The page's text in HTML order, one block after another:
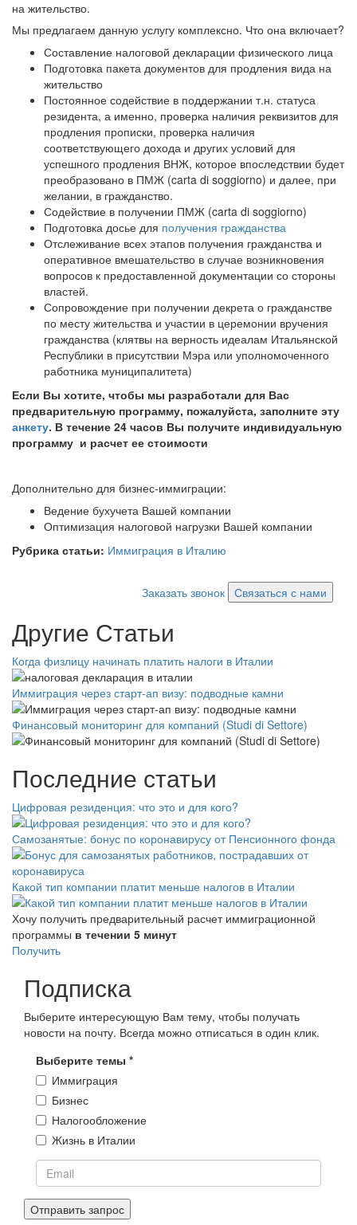
на жительство.
Мы предлагаем данную услугу комплексно. Что она включает?
Составление налоговой декларации физического лица
Подготовка пакета документов для продления вида на
жительство
Постоянное содействие в поддержании т.н. статуса
резидента, а именно, проверка наличия реквизитов для
продления прописки, проверка наличия
соответствующего дохода и других условий для
успешного продления ВНЖ, которое впоследствии будет
преобразовано в ПМЖ (carta di soggiorno) и далее, при
желании, в гражданство.
Содействие в получении ПМЖ (carta di soggiorno)
Подготовка досье для получения гражданства
Отслеживание всех этапов получения гражданства и
оперативное вмешательство в случае возникновения
вопросов к предоставленной документации со стороны
властей.
Сопровождение при получении декрета о гражданстве
по месту жительства и участии в церемонии вручения
гражданства (клятвы на верность идеалам Итальянской
Республики в присутствии Мэра или уполномоченного
работника муниципалитета)
Если Вы хотите, чтобы мы разработали для Вас
предварительную программу, пожалуйста, заполните эту
анкету. В течение 24 часов Вы получите индивидуальную
программу и расчет ее стоимости
Дополнительно для бизнес-иммиграции:
Ведение бухучета Вашей компании
Оптимизация налоговой нагрузки Вашей компании
Рубрика статьи: Иммиграция в Италию
Заказать звонок Связаться с нами
Другие Статьи
Когда физлицу начинать платить налоги в Италии
Иммиграция через старт-ап визу: подводные камни
Финансовый мониторинг для компаний (Studi di Settore)
Последние статьи
Цифровая резиденция: что это и для кого?
Самозанятые: бонус по коронавирусу от Пенсионного фонда
Какой тип компании платит меньше налогов в Италии
Хочу получить предварительный расчет иммиграционной
программы в течении 5 минут
Получить
Подписка
Выберите интересующую Вам тему, чтобы получать
новости на почту. Всегда можно отписаться в один клик.
Выберите темы *
Иммиграция
Бизнес
Налогообложение
Жизнь в Италии
Email
*
Отправить запрос